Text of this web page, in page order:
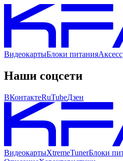
ВидеокартыБлоки питания
Наши соцсети
ВКонтактеRuTubeДзен
ВидеокартыXtremeTunerБлоки